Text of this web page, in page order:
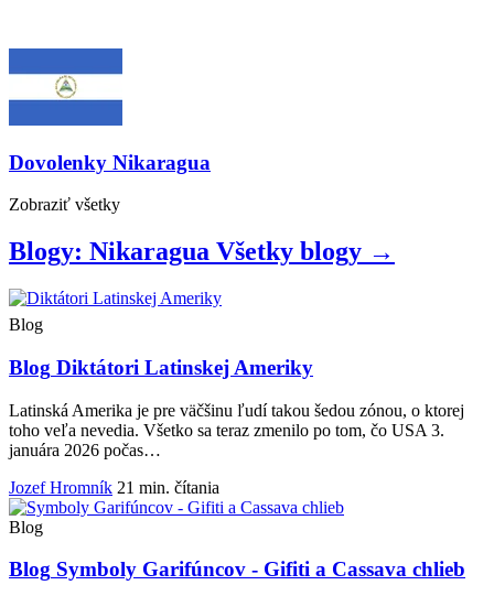
Dovolenky Nikaragua
Zobraziť všetky
Blogy: Nikaragua Všetky blogy →
Blog
Blog Diktátori Latinskej Ameriky
Latinská Amerika je pre väčšinu ľudí takou šedou zónou, o ktorej
toho veľa nevedia. Všetko sa teraz zmenilo po tom, čo USA 3.
januára 2026 počas…
Jozef Hromník 21 min. čítania
Blog
Blog Symboly Garifúncov - Gifiti a Cassava chlieb